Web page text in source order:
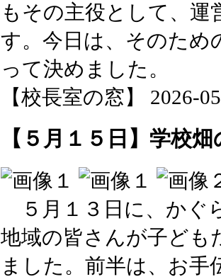
もその主役として、運
す。今日は、そのため
って決めました。
【校長室の窓】 2026-
【５月１５日】学校
５月１３日に、かぐ
地域の皆さんが子ども
ました。前半は、お